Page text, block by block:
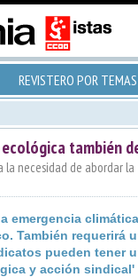
REVISTERO POR TEMAS
también
la necesidad de abordar
emergencia
También requerirá
pueden tener
y acción